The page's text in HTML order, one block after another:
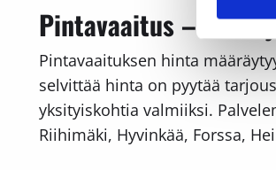
Pintavaaitus – hinta
Pintavaaituksen hinta
selvittää hinta on pyytää
yksityiskohtia valmiiksi.
Riihimäki, Hyvinkää, Forssa,